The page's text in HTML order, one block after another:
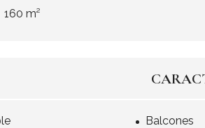
160 m²
Balcones